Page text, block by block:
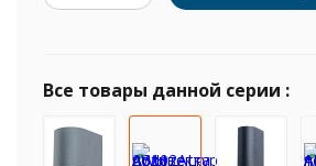
Все товары данной серии :